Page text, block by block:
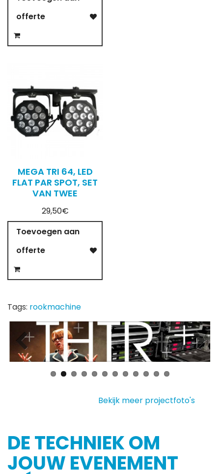
MEGA TRI 64, LED
FLAT PAR SPOT, SET
VAN TWEE
29,50€
Toevoegen aan
offerte
offerte
Tags: rookmachine
Bekijk meer projectfoto's
DE TECHNIEK OM
JOUW EVENEMENT